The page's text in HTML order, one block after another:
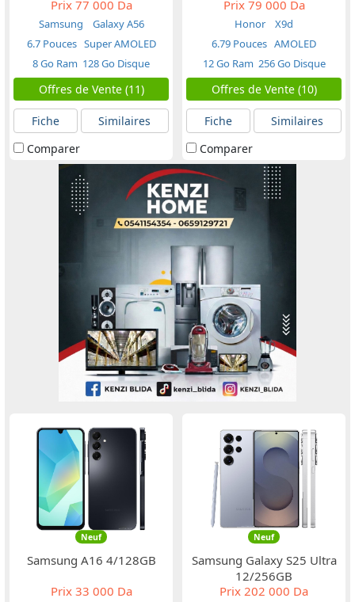
Prix77 000 Da
Samsung
Galaxy A56
6.7 Pouces Super AMOLED
8 Go Ram 128 Go Disque
Offres de Vente (11)
Fiche
Similaires
Comparer
Prix79 000 Da
Honor
X9d
6.79 Pouces AMOLED
12 Go Ram 256 Go Disque
Offres de Vente (10)
Fiche
Similaires
Comparer
Neuf
Samsung A16 4/128GB
Prix33 000 Da
Neuf
Samsung Galaxy S25 Ultra
12/256GB
Prix 202 000 Da